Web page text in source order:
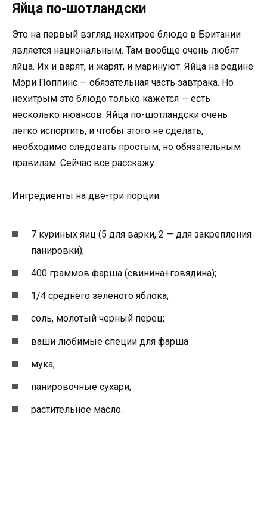
Яйца по-шотландски
Это на первый взгляд нехитрое блюдо в Британии
является национальным. Там вообще очень любят
яйца. Их и варят, и жарят, и маринуют. Яйца на родине
Мэри Поппинс — обязательная часть завтрака. Но
нехитрым это блюдо только кажется — есть
несколько нюансов. Яйца по-шотландски очень
легко испортить, и чтобы этого не сделать,
необходимо следовать простым, но обязательным
правилам. Сейчас все расскажу.
Ингредиенты на две-три порции:
7 куриных яиц (5 для варки, 2 — для закрепления
панировки);
400 граммов фарша (свинина+говядина);
1/4 среднего зеленого яблока;
соль, молотый черный перец;
ваши любимые специи для фарша
мука;
панировочные сухари;
растительное масло.